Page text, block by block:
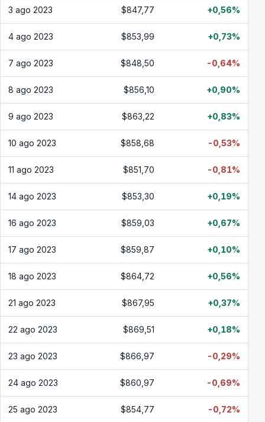
3 ago 2023 $847,77 +0,56%
4 ago 2023 $853,99 +0,73%
7 ago 2023 $848,50 -0,64%
8 ago 2023 $856,10 +0,90%
9 ago 2023 $863,22 +0,83%
10 ago 2023 $858,68 -0,53%
11 ago 2023 $851,70 -0,81%
14 ago 2023 $853,30 +0,19%
16 ago 2023 $859,03 +0,67%
17 ago 2023 $859,87 +0,10%
18 ago 2023 $864,72 +0,56%
21 ago 2023 $867,95 +0,37%
22 ago 2023 $869,51 +0,18%
23 ago 2023 $866,97 -0,29%
24 ago 2023 $860,97 -0,69%
25 ago 2023 $854,77 -0,72%